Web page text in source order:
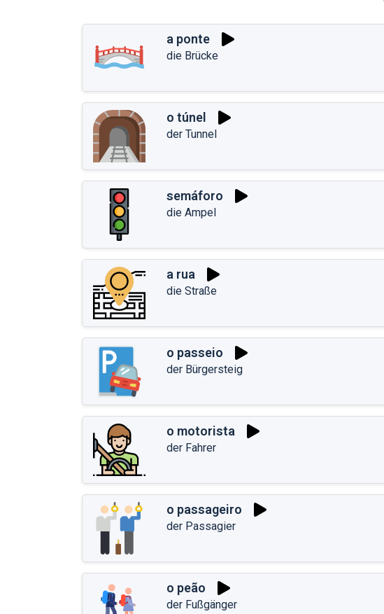
a ponte
die Brücke
o túnel
der Tunnel
semáforo
die Ampel
a rua
die Straße
o passeio
der Bürgersteig
o motorista
der Fahrer
o passageiro
der Passagier
o peão
der Fußgänger